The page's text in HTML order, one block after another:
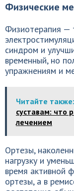
Физические
Физиотерапия —
синдром и
временный, но
упражнениям и
Читайте также:
суставам: что
лечением
Ортезы,
нагрузку и
время активной
ортезы, а в